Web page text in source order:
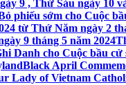
9 , Thứ Sáu ngày 10
phiếu sớm cho Cuộc
từ Thứ Năm ngày 2
9 tháng 5 năm 2024
Danh cho Cuộc bầu cử
Black April
Lady of Vietnam